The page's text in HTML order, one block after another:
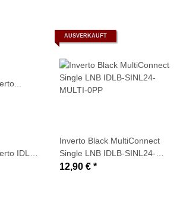
IDLP-
mit
AUSVERKAUFT
Inverto Black MultiConnect
Single LNB IDLB-SINL24-
MULTI-0PP
12,90 € *